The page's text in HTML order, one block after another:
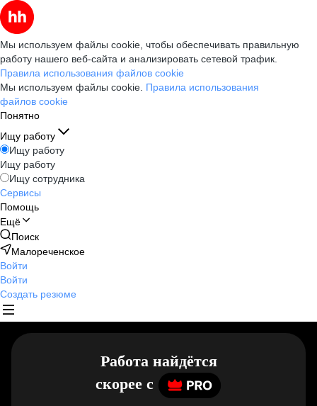
Мы используем файлы cookie, чтобы обеспечивать правильную
работу нашего веб-сайта и анализировать сетевой трафик.
Правила использования файлов cookie
Мы используем файлы cookie. Правила использования
файлов cookie
Понятно
Ищу работу
Ищу работу
Ищу работу
Ищу сотрудника
Сервисы
Помощь
Ещё
Поиск
Малореченское
Войти
Войти
Создать резюме
Работа найдётся
скорее c